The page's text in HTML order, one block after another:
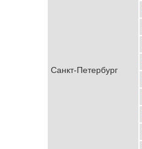
Санкт-Петербург